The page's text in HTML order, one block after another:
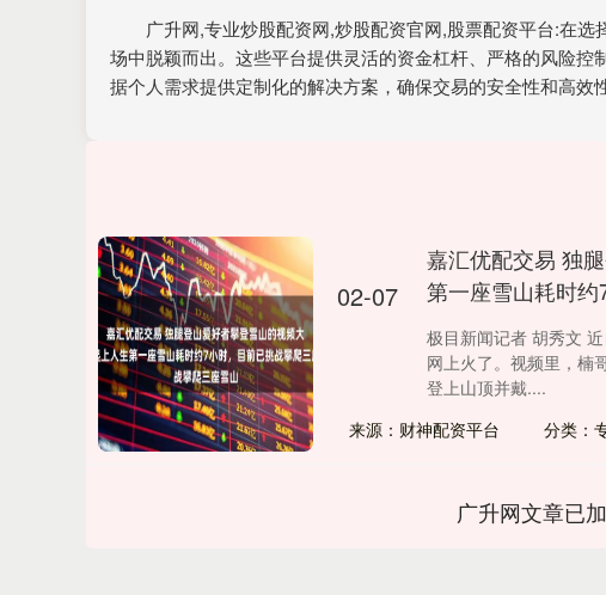
广升网,专业炒股配资网,炒股配资官网,股票配资平台:在
场中脱颖而出。这些平台提供灵活的资金杠杆、严格的风险
据个人需求提供定制化的解决方案，确保交易的安全性和高效
02-07
嘉汇优配交易 独
第一座雪山耗时
极目新闻记者 胡秀文
网上火了。视频里，楠
登上山顶并戴....
来源：财神配资平台
分类：
广升网文章已